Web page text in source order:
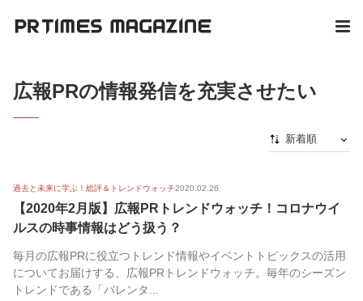
広報PRの情報発信を充実させたい
新着順
人気順
過去と未来に学ぶ！総評＆トレンドウォッチ2020.02.26
【2020年2月版】広報PRトレンドウォッチ！コロナウイ
ルスの時事情報はどう扱う？
毎月の広報PRに役立つトレンド情報やイベントトピックスの活用
についてお届けする、広報PRトレンドウォッチ。毎年のシーズン
トレンドである「バレンタ...